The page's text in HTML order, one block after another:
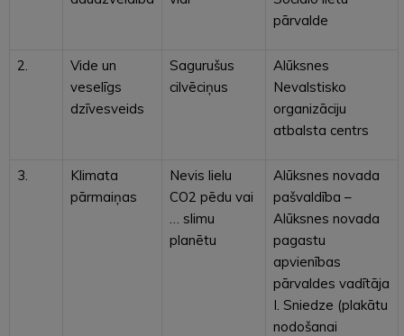
pārvalde
2.
Vide un
veselīgs
dzīvesveids
Sagurušus
cilvēciņus
Alūksnes
Nevalstisko
organizāciju
atbalsta centrs
3.
Klimata
pārmaiņas
Nevis lielu
CO2 pēdu vai
… slimu
planētu
Alūksnes novada
pašvaldība –
Alūksnes novada
pagastu
apvienības
pārvaldes vadītāja
I. Sniedze (plakātu
nodošanai